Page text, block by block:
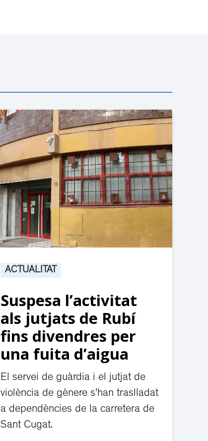
ACTUALITAT
Suspesa l’activitat
als jutjats de Rubí
fins divendres per
una fuita d’aigua
El servei de guàrdia i el jutjat de
violència de gènere s'han traslladat
a dependències de la carretera de
Sant Cugat.